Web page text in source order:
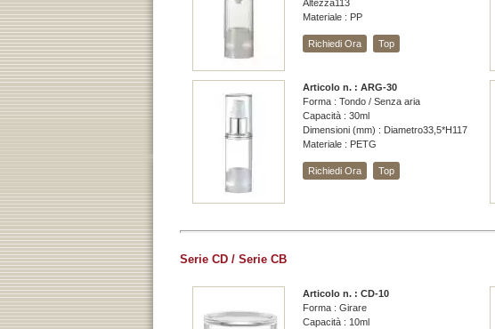
Altezza113
Materiale : PP
Richiedi Ora Top
Articolo n. : ARG-30
Forma : Tondo / Senza aria
Capacità : 30ml
Dimensioni (mm) : Diametro33,5*H117
Materiale : PETG
Richiedi Ora Top
Serie CD / Serie CB
Articolo n. : CD-10
Forma : Girare
Capacità : 10ml